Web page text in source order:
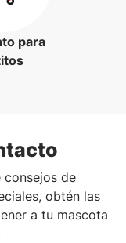
para
consejos de
obtén las
a tu mascota